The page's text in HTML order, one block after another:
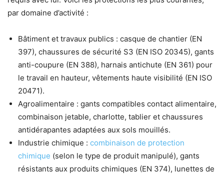
par domaine d’activité :
Bâtiment et travaux publics : casque de chantier (EN
397), chaussures de sécurité S3 (EN ISO 20345), gants
anti-coupure (EN 388), harnais antichute (EN 361) pour
le travail en hauteur, vêtements haute visibilité (EN ISO
20471).
Agroalimentaire : gants compatibles contact alimentaire,
combinaison jetable, charlotte, tablier et chaussures
antidérapantes adaptées aux sols mouillés.
Industrie chimique : combinaison de protection
chimique (selon le type de produit manipulé), gants
résistants aux produits chimiques (EN 374), lunettes de